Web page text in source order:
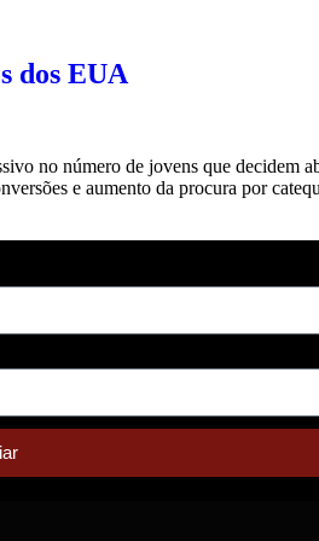
dos EUA
no número de jovens que decidem
e aumento da procura por